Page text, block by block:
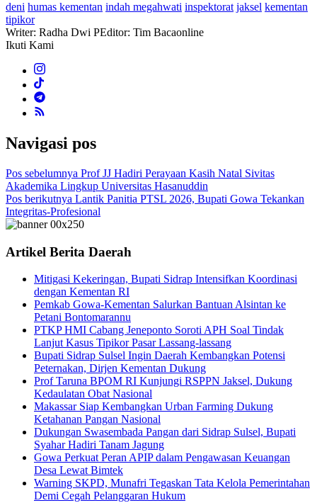
deni humas kementan indah megahwati inspektorat jaksel kementan
tipikor
Writer: Radha Dwi PEditor: Tim Bacaonline
Ikuti Kami
Navigasi pos
Pos sebelumnya Prof JJ Hadiri Perayaan Kasih Natal Sivitas
Akademika Lingkup Universitas Hasanuddin
Pos berikutnya Lantik Panitia PTSL 2026, Bupati Gowa Tekankan
Integritas-Profesional
Artikel Berita Daerah
Mitigasi Kekeringan, Bupati Sidrap Intensifkan Koordinasi
dengan Kementan RI
Pemkab Gowa-Kementan Salurkan Bantuan Alsintan ke
Petani Bontomarannu
PTKP HMI Cabang Jeneponto Soroti APH Soal Tindak
Lanjut Kasus Tipikor Pasar Lassang-lassang
Bupati Sidrap Sulsel Ingin Daerah Kembangkan Potensi
Peternakan, Dirjen Kementan Dukung
Prof Taruna BPOM RI Kunjungi RSPPN Jaksel, Dukung
Kedaulatan Obat Nasional
Makassar Siap Kembangkan Urban Farming Dukung
Ketahanan Pangan Nasional
Dukungan Swasembada Pangan dari Sidrap Sulsel, Bupati
Syahar Hadiri Tanam Jagung
Gowa Perkuat Peran APIP dalam Pengawasan Keuangan
Desa Lewat Bimtek
Warning SKPD, Munafri Tegaskan Tata Kelola Pemerintahan
Demi Cegah Pelanggaran Hukum